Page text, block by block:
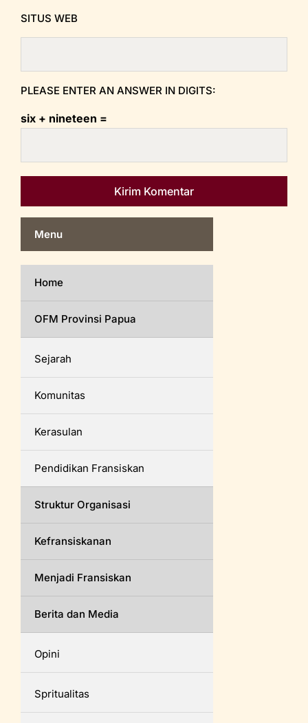
SITUS WEB
PLEASE ENTER AN ANSWER IN DIGITS:
six + nineteen =
Menu
Home
OFM Provinsi Papua
Sejarah
Komunitas
Kerasulan
Pendidikan Fransiskan
Struktur Organisasi
Kefransiskanan
Menjadi Fransiskan
Berita dan Media
Opini
Spritualitas